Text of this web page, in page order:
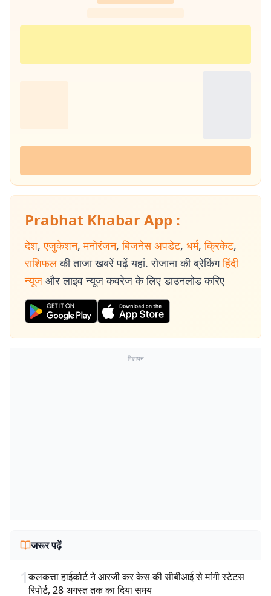
Prabhat Khabar App :
देश, एजुकेशन, मनोरंजन, बिजनेस अपडेट, धर्म, क्रिकेट,
राशिफल की ताजा खबरें पढ़ें यहां. रोजाना की ब्रेकिंग हिंदी
न्यूज और लाइव न्यूज कवरेज के लिए डाउनलोड करिए
विज्ञापन
जरूर पढ़ें
1कलकत्ता हाईकोर्ट ने आरजी कर केस की सीबीआई से मांगी स्टेटस
रिपोर्ट, 28 अगस्त तक का दिया समय